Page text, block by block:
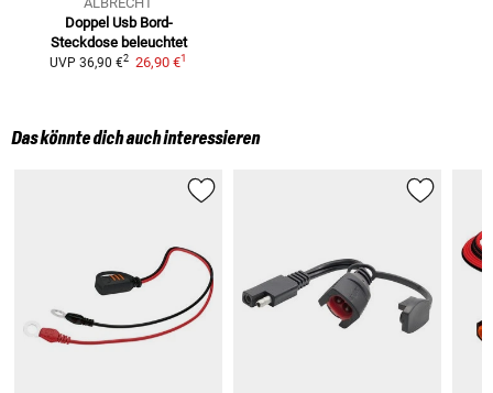
Doppel Usb Bord-
Steckdose beleuchtet
UVP 36,90 €2 26,90 €1
Das könnte dich auch interessieren